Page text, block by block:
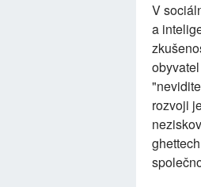
V
a
rozvoji